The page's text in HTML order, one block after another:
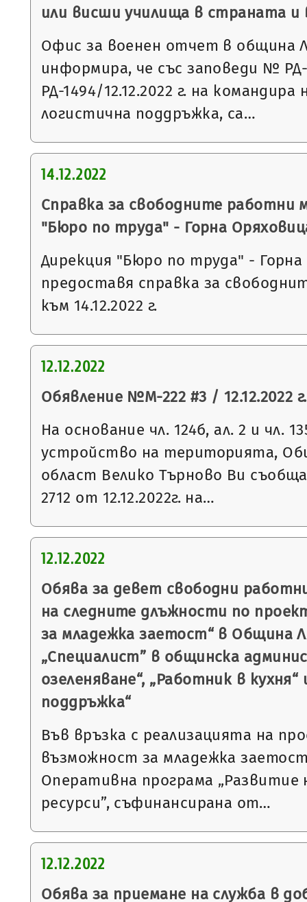
или висши училища в страната и
Офис за военен отчет в община
информира, че със заповеди №
РД-1494/12.12.2022 г. на
логистична поддръжка, са…
14.12.2022
Справка за свободните работни
"Бюро по труда" - Горна
Дирекция "Бюро по труда" -
предоставя справка за
към 14.12.2022 г.
12.12.2022
Обявление №М-222 #3 / 12.12.2022 г.
На основание чл. 124б, ал. 2 и чл.
устройство на територията,
област Велико Търново Ви
2712 от 12.12.2022г. на…
12.12.2022
Обява за девет свободни
на следните длъжности по
за младежка заетост“ в Община
„Специалист” в общинска
озеленяване“, „Работник в
поддръжка“
Във връзка с реализацията на
възможност за младежка
Оперативна програма
ресурси”, съфинансирана от…
12.12.2022
Обява за приемане на служба в